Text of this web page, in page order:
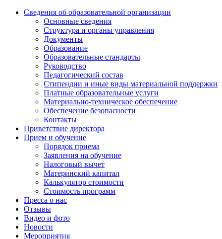
Сведения об образовательной организации
Основные сведения
Структура и органы управления
Документы
Образование
Образовательные стандарты
Руководство
Педагогический состав
Стипендии и иные виды материальной поддержки
Платные образовательные услуги
Материально-техническое обеспечение
Обеспечение безопасности
Контакты
Приветствие директора
Прием и обучение
Порядок приема
Заявления на обучение
Налоговый вычет
Материнский капитал
Калькулятор стоимости
Стоимость программ
Пресса о нас
Отзывы
Видео и фото
Новости
Мероприятия